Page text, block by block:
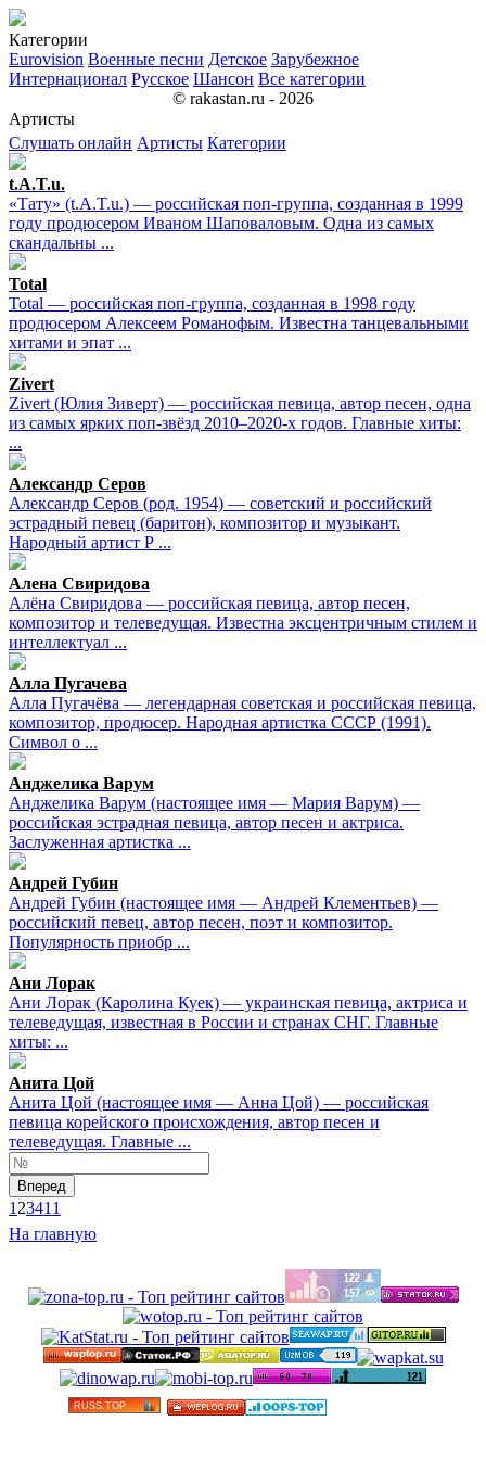
Категории
Eurovision Военные песни Детское Зарубежное
Интернационал Русское Шансон Все категории
© rakastan.ru - 2026
Артисты
Слушать онлайн Артисты Категории
t.A.T.u.
«Тату» (t.A.T.u.) — российская поп-группа, созданная в 1999
году продюсером Иваном Шаповаловым. Одна из самых
скандальны ...
Total
Total — российская поп-группа, созданная в 1998 году
продюсером Алексеем Романофым. Известна танцевальными
хитами и эпат ...
Zivert
Zivert (Юлия Зиверт) — российская певица, автор песен, одна
из самых ярких поп-звёзд 2010–2020-х годов. Главные хиты:
...
Александр Серов
Александр Серов (род. 1954) — советский и российский
эстрадный певец (баритон), композитор и музыкант.
Народный артист Р ...
Алена Свиридова
Алёна Свиридова — российская певица, автор песен,
композитор и телеведущая. Известна эксцентричным стилем и
интеллектуал ...
Алла Пугачева
Алла Пугачёва — легендарная советская и российская певица,
композитор, продюсер. Народная артистка СССР (1991).
Символ о ...
Анджелика Варум
Анджелика Варум (настоящее имя — Мария Варум) —
российская эстрадная певица, автор песен и актриса.
Заслуженная артистка ...
Андрей Губин
Андрей Губин (настоящее имя — Андрей Клементьев) —
российский певец, автор песен, поэт и композитор.
Популярность приобр ...
Ани Лорак
Ани Лорак (Каролина Куек) — украинская певица, актриса и
телеведущая, известная в России и странах СНГ. Главные
хиты: ...
Анита Цой
Анита Цой (настоящее имя — Анна Цой) — российская
певица корейского происхождения, автор песен и
телеведущая. Главные ...
Вперед
123411
На главную